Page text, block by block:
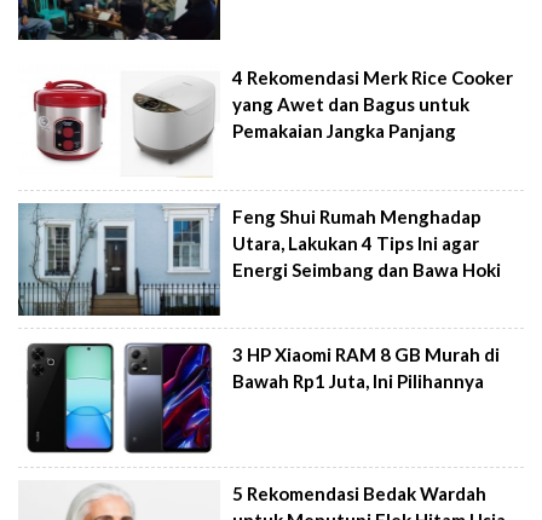
4 Rekomendasi Merk Rice Cooker
yang Awet dan Bagus untuk
Pemakaian Jangka Panjang
Feng Shui Rumah Menghadap
Utara, Lakukan 4 Tips Ini agar
Energi Seimbang dan Bawa Hoki
3 HP Xiaomi RAM 8 GB Murah di
Bawah Rp1 Juta, Ini Pilihannya
5 Rekomendasi Bedak Wardah